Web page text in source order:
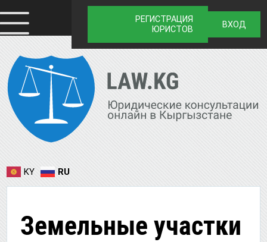
РЕГИСТРАЦИЯ
ЮРИСТОВ
ВХОД
KY RU
Земельные участки